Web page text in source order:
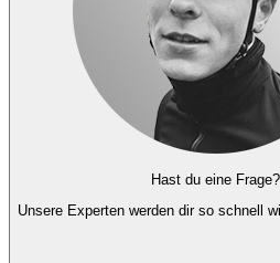
Hast du eine Frage?
Unsere Experten werden dir so schnell